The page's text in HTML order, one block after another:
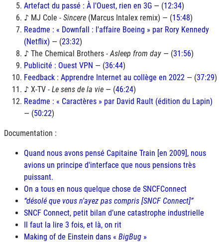
Artefact du passé : À l'Ouest, rien en 3G — (12:34)
♪ MJ Cole - Sincere (Marcus Intalex remix) — (15:48)
Readme : « Downfall : l'affaire Boeing » par Rory Kennedy
(Netflix) — (23:32)
♪ The Chemical Brothers - Asleep from day — (31:56)
Publicité : Ouest VPN — (36:44)
Feedback : Apprendre Internet au collège en 2022 — (37:29)
♪ X-TV - Le sens de la vie — (46:24)
Readme : « Caractères » par David Rault (édition du Lapin)
— (50:22)
Documentation :
Quand nous avons pensé Capitaine Train [en 2009], nous
avions un principe d'interface que nous pensions très
puissant.
On a tous en nous quelque chose de SNCFConnect
désolé que vous n'ayez pas compris [SNCF Connect]
SNCF Connect, petit bilan d’une catastrophe industrielle
Il faut la lire 3 fois, et là, on rit
Making of de Einstein dans « BigBug »